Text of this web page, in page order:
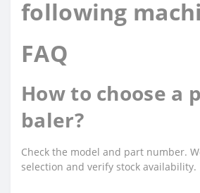
following
FAQ
How to choose a
baler?
Check the model and part number.
selection and verify stock availability.